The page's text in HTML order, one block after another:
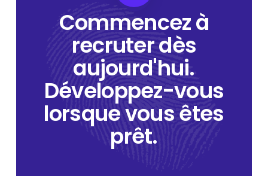
Commencez à
recruter dès
aujourd'hui.
Développez-vous
lorsque vous êtes
prêt.